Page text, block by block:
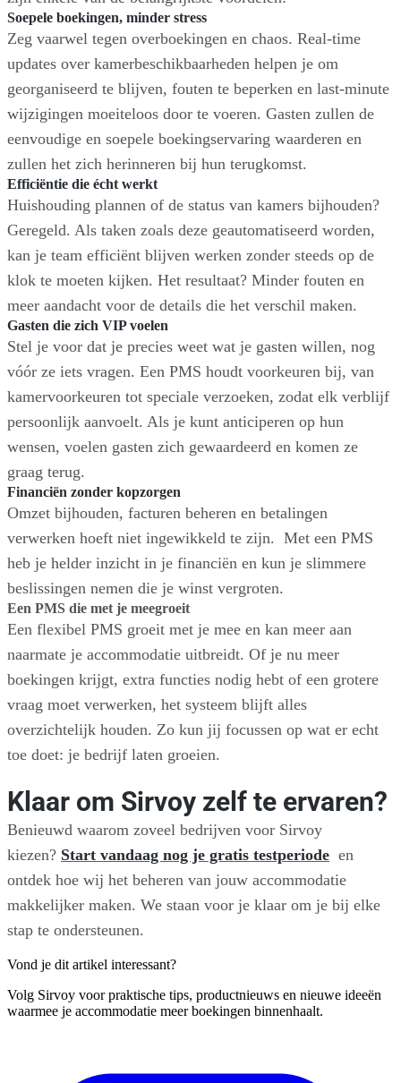
Soepele boekingen, minder stress
Zeg vaarwel tegen overboekingen en chaos. Real-time
updates over kamerbeschikbaarheden helpen je om
georganiseerd te blijven, fouten te beperken en last-minute
wijzigingen moeiteloos door te voeren. Gasten zullen de
eenvoudige en soepele boekingservaring waarderen en
zullen het zich herinneren bij hun terugkomst.
Efficiëntie die écht werkt
Huishouding plannen of de status van kamers bijhouden?
Geregeld. Als taken zoals deze geautomatiseerd worden,
kan je team efficiënt blijven werken zonder steeds op de
klok te moeten kijken. Het resultaat? Minder fouten en
meer aandacht voor de details die het verschil maken.
Gasten die zich VIP voelen
Stel je voor dat je precies weet wat je gasten willen, nog
vóór ze iets vragen. Een PMS houdt voorkeuren bij, van
kamervoorkeuren tot speciale verzoeken, zodat elk verblijf
persoonlijk aanvoelt. Als je kunt anticiperen op hun
wensen, voelen gasten zich gewaardeerd en komen ze
graag terug.
Financiën zonder kopzorgen
Omzet bijhouden, facturen beheren en betalingen
verwerken hoeft niet ingewikkeld te zijn. Met een PMS
heb je helder inzicht in je financiën en kun je slimmere
beslissingen nemen die je winst vergroten.
Een PMS die met je meegroeit
Een flexibel PMS groeit met je mee en kan meer aan
naarmate je accommodatie uitbreidt. Of je nu meer
boekingen krijgt, extra functies nodig hebt of een grotere
vraag moet verwerken, het systeem blijft alles
overzichtelijk houden. Zo kun jij focussen op wat er echt
toe doet: je bedrijf laten groeien.
Klaar om Sirvoy zelf te ervaren?
Benieuwd waarom zoveel bedrijven voor Sirvoy
kiezen? Start vandaag nog je gratis testperiode en
ontdek hoe wij het beheren van jouw accommodatie
makkelijker maken. We staan voor je klaar om je bij elke
stap te ondersteunen.
Vond je dit artikel interessant?
Volg Sirvoy voor praktische tips, productnieuws en nieuwe ideeën
waarmee je accommodatie meer boekingen binnenhaalt.